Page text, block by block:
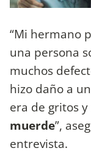
“Mi hermano
una persona
muchos
hizo daño a
era de gritos
muerde”,
entrevista.